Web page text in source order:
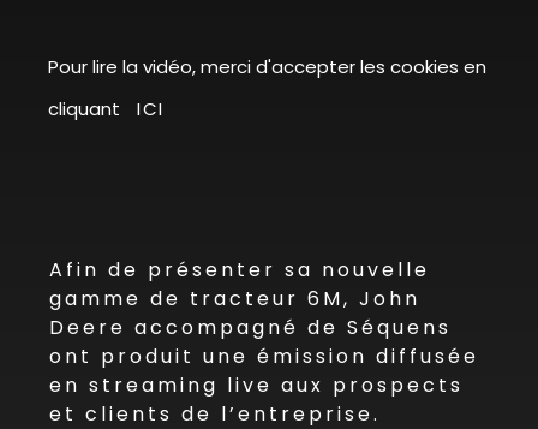
Pour lire la vidéo, merci d'accepter les cookies en
cliquant
ICI
Afin de présenter sa nouvelle
gamme de tracteur 6M, John
Deere accompagné de Séquens
ont produit une émission diffusée
en streaming live aux prospects
et clients de l’entreprise.